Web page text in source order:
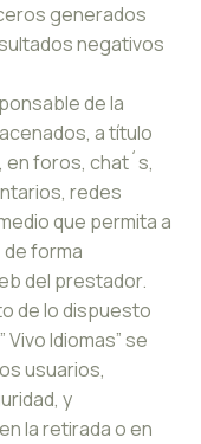
generados
negativos
de la
a título
en foros, chat´s,
redes
que permita a
forma
del prestador.
de lo dispuesto
Vivo Idiomas” se
usuarios,
y
la retirada o en